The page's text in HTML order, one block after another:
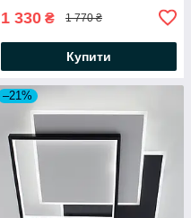
1 330 ₴ 1 770 ₴
Купити
–21%